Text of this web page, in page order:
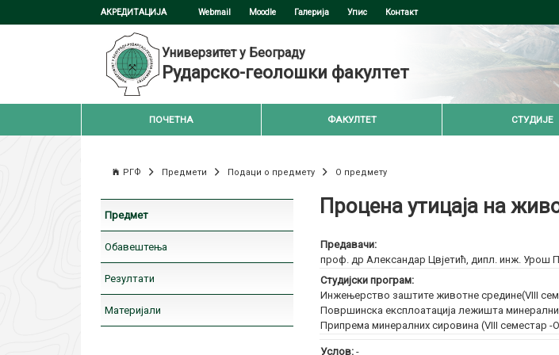
АКРЕДИТАЦИЈА Webmail Moodle Галерија Упис Контакт
Универзитет у Београду
Рударско-геолошки факултет
ПОЧЕТНА ФАКУЛТЕТ СТУДИЈЕ
РГФ Предмети Подаци о предмету О предмету
Предмет
Обавештења
Резултати
Материјали
Процена утицаја на
Предавачи:
проф. др Александар Цвјетић,дипл. инж. Урош
Студијски програм:
Инжењерство заштите животне средине(VIII
Површинска експлоатација лежишта
Припрема минералних сировина (VIII семестар -
Услов:-